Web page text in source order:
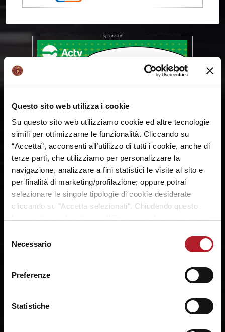
Questo sito web utilizza i cookie
Su questo sito web utilizziamo cookie ed altre tecnologie
simili per ottimizzarne le funzionalità. Cliccando su
“Accetta”, acconsenti all’utilizzo di tutti i cookie, anche di
terze parti, che utilizziamo per personalizzare la
navigazione, analizzare a fini statistici le visite al sito e
per finalità di marketing/profilazione; oppure potrai
selezionare le singole tipologie di cookie desiderate
cliccando su "Accetta selezionati". Chiudendo questo
fruizione del sito. Potrai modificare le tue preferenze in
ogni momento mediante il link “Impostazione dei cookie”
a fine pagina. Per ulteriori informazioni ti invitiamo a
prendere visione della
delNecessario
Preferenze
Statistiche